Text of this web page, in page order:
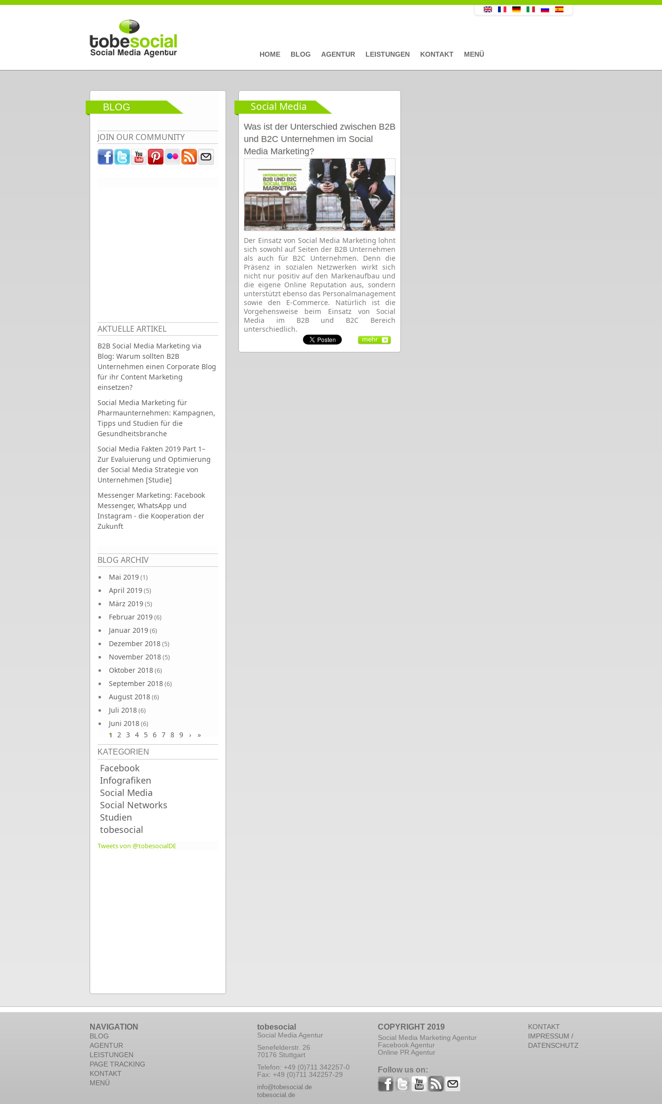
Direkt zum Inhalt
HOME BLOG AGENTUR LEISTUNGEN KONTAKT MENÜ
BLOG
JOIN OUR COMMUNITY
AKTUELLE ARTIKEL
B2B Social Media Marketing via
Blog: Warum sollten B2B
Unternehmen einen Corporate Blog
für ihr Content Marketing
einsetzen?
Social Media Marketing für
Pharmaunternehmen: Kampagnen,
Tipps und Studien für die
Gesundheitsbranche
Social Media Fakten 2019 Part 1–
Zur Evaluierung und Optimierung
der Social Media Strategie von
Unternehmen [Studie]
Messenger Marketing: Facebook
Messenger, WhatsApp und
Instagram - die Kooperation der
Zukunft
BLOG ARCHIV
Mai 2019(1)
April 2019(5)
März 2019(5)
Februar 2019(6)
Januar 2019(6)
Dezember 2018(5)
November 2018(5)
Oktober 2018(6)
September 2018(6)
August 2018(6)
Juli 2018(6)
Juni 2018(6)
Seiten
1 2 3 4 5 6 7 8 9 › »
KATEGORIEN
Facebook
Infografiken
Social Media
Social Networks
Studien
tobesocial
Tweets von @tobesocialDE
Social Media
Was ist der Unterschied zwischen B2B
und B2C Unternehmen im Social
Media Marketing?
Der Einsatz von Social Media Marketing lohnt
sich sowohl auf Seiten der B2B Unternehmen
als auch für B2C Unternehmen. Denn die
Präsenz in sozialen Netzwerken wirkt sich
nicht nur positiv auf den Markenaufbau und
die eigene Online Reputation aus, sondern
unterstützt ebenso das Personalmanagement
sowie den E-Commerce. Natürlich ist die
Vorgehensweise beim Einsatz von Social
Media im B2B und B2C Bereich
unterschiedlich.
mehr
NAVIGATION
BLOG
AGENTUR
LEISTUNGEN
PAGE TRACKING
KONTAKT
MENÜ
tobesocial
Social Media Agentur
Senefelderstr. 26
70176 Stuttgart
Telefon: +49 (0)711 342257-0
Fax: +49 (0)711 342257-29
info@tobesocial.de
tobesocial.de
COPYRIGHT 2019
Social Media Marketing Agentur
Facebook Agentur
Online PR Agentur
Follow us on:
KONTAKT
IMPRESSUM /
DATENSCHUTZ